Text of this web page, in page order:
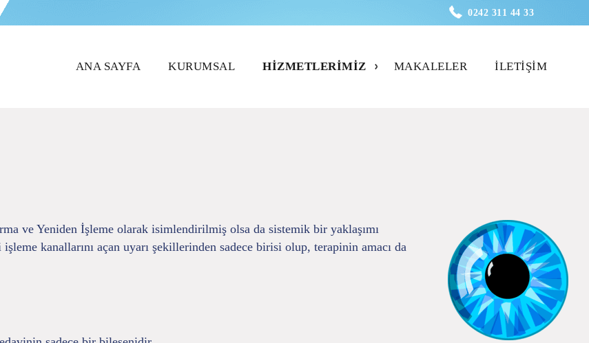
0242 311 44 33
ANA SAYFA KURUMSAL HIZMETLERIMIZ MAKALELER İLETIŞIM
ve Yeniden İşleme olarak isimlendirilmiş olsa da sistemik bir yaklaşımı
kanallarını açan uyarı şekillerinden sadece birisi olup, terapinin amacı da